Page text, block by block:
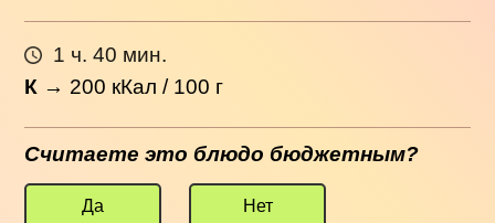
1 ч. 40 мин.
К → 200 кКал / 100 г
Считаете это блюдо бюджетным?
Да Нет